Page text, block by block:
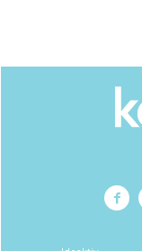
– Selepas
tekak abah
menyebabkan
obstruction dan
buat procedure
bantu abah